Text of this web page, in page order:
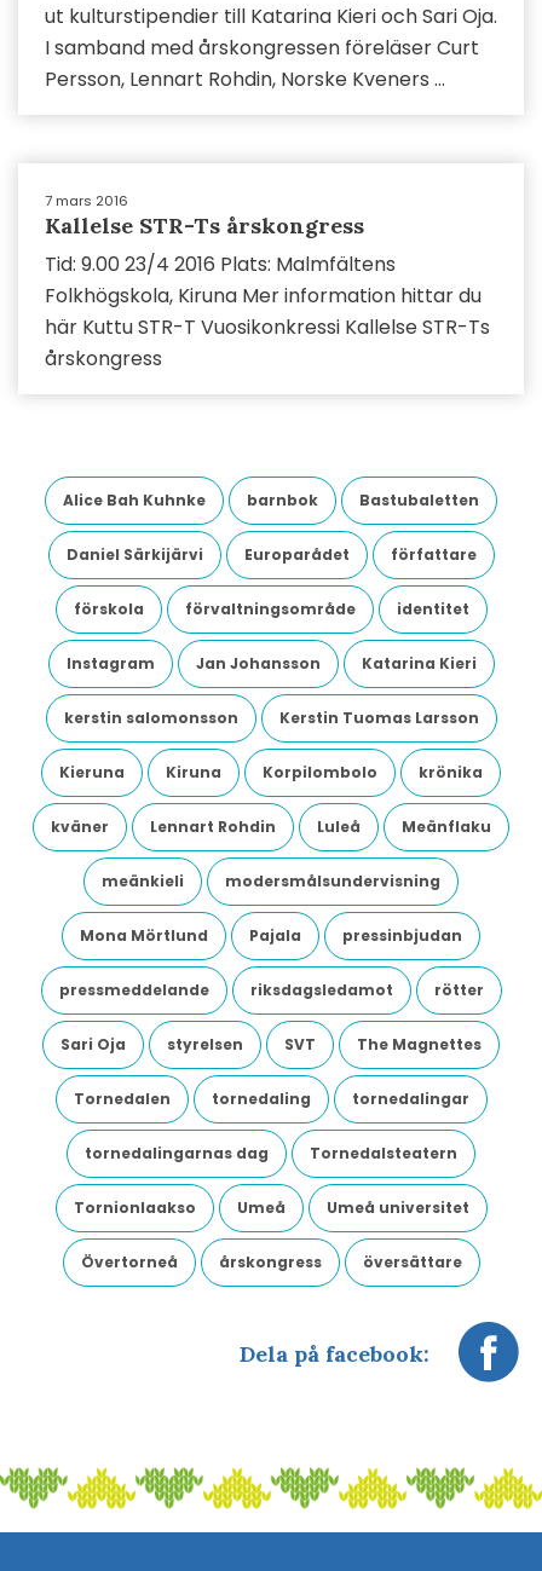
ut kulturstipendier till Katarina Kieri och Sari Oja.
I samband med årskongressen föreläser Curt
Persson, Lennart Rohdin, Norske Kveners ...
7 mars 2016
Kallelse STR-Ts årskongress
Tid: 9.00 23/4 2016 Plats: Malmfältens
Folkhögskola, Kiruna Mer information hittar du
här Kuttu STR-T Vuosikonkressi Kallelse STR-Ts
årskongress
Alice Bah Kuhnke barnbok Bastubaletten
Daniel Särkijärvi Europarådet författare
förskola förvaltningsområde identitet
Instagram Jan Johansson Katarina Kieri
kerstin salomonsson Kerstin Tuomas Larsson
Kieruna Kiruna Korpilombolo krönika
kväner Lennart Rohdin Luleå Meänflaku
meänkieli modersmålsundervisning
Mona Mörtlund Pajala pressinbjudan
pressmeddelande riksdagsledamot rötter
Sari Oja styrelsen SVT The Magnettes
Tornedalen tornedaling tornedalingar
tornedalingarnas dag Tornedalsteatern
Tornionlaakso Umeå Umeå universitet
Övertorneå årskongress översättare
Dela på facebook: